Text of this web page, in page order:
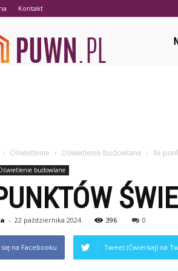
Kontakt
Oświetlenie Oświetlenie budowlane Ile
budowlane
- 22 października 2024 396 0
na Facebooku Tweet (Ćwierkaj) na